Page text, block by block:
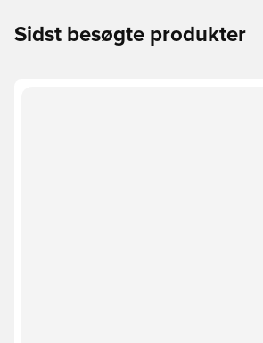
Sidst besøgte produkter